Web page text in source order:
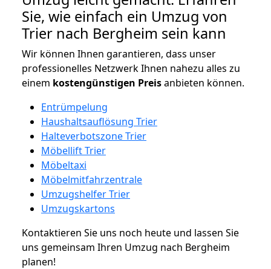
Sie, wie einfach ein Umzug von
Trier nach Bergheim sein kann
Wir können Ihnen garantieren, dass unser
professionelles Netzwerk Ihnen nahezu alles zu
einem kostengünstigen Preisanbieten können.
Entrümpelung
Haushaltsauflösung Trier
Halteverbotszone Trier
Möbellift Trier
Möbeltaxi
Möbelmitfahrzentrale
Umzugshelfer Trier
Umzugskartons
Kontaktieren Sie uns noch heute und lassen Sie
uns gemeinsam Ihren Umzug nach Bergheim
planen!